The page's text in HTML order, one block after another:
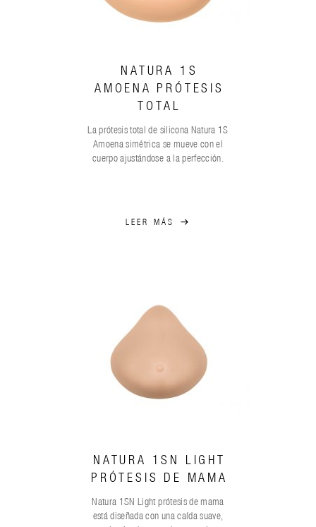
LEER MÁS
NATURA 1S
AMOENA PRÓTESIS
TOTAL
La prótesis total de silicona Natura 1S
Amoena simétrica se mueve con el
cuerpo ajustándose a la perfección.
NATURA 1SN LIGHT
PRÓTESIS DE MAMA
Natura 1SN Light prótesis de mama
está diseñada con una caída suave,